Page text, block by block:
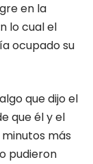
en la
lo cual el
ocupado su
que dijo el
que él y el
más
pudieron